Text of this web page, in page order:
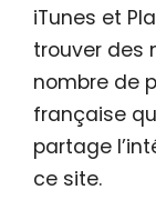
iTunes et
trouver des
nombre de
française
partage
ce site.